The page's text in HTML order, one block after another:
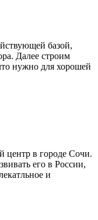
базой,
Далее строим
нужно для хорошей
центр в городе Сочи.
его в России,
и